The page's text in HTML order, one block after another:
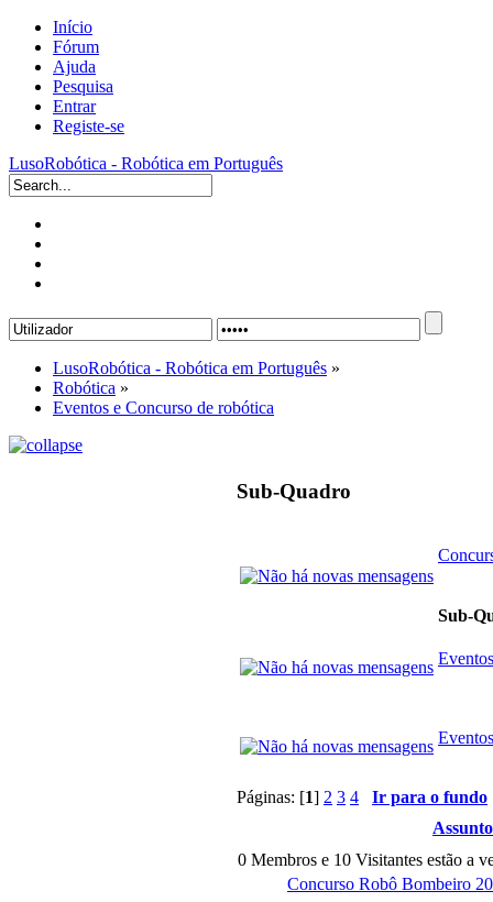
Início
Fórum
Ajuda
Pesquisa
Entrar
Registe-se
LusoRobótica - Robótica em Português
LusoRobótica - Robótica em Português »
Robótica »
Eventos e Concurso de robótica
Sub-Quadro
Sub-
Páginas: [1] 2 3 4
Ir para o fundo
Assunto
0 Membros e 10 Visitantes estão a
Concurso Robô Bombeiro